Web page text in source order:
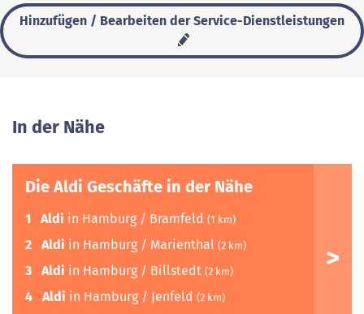
Hinzufügen / Bearbeiten der Service-Dienstleistungen
In der Nähe
Die Aldi Geschäfte in der Nähe
1 Aldi in Hamburg / Bramfeld (1 km)
2 Aldi in Hamburg / Marienthal (2 km)
3 Aldi in Hamburg / Billstedt (2 km)
4 Aldi in Hamburg / Jenfeld (2 km)